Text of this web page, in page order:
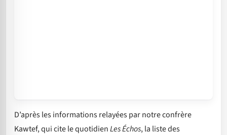
D’après les informations relayées par notre confrère
Kawtef, qui cite le quotidienLes Échos, la liste des